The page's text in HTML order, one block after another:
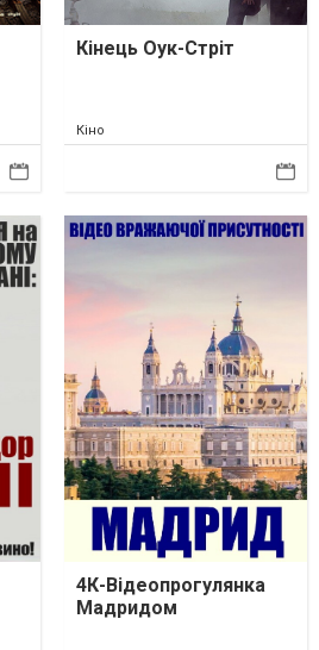
Кінець Оук-Стріт
Кіно
4К-Відеопрогулянка
Мадридом